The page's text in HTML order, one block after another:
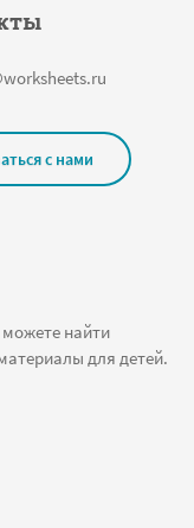
найти
для детей.
с нами